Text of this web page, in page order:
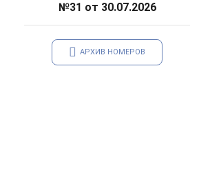
05.08.2026 Спорт
Два «золота» первенства России
№31 от 30.07.2026
АРХИВ НОМЕРОВ